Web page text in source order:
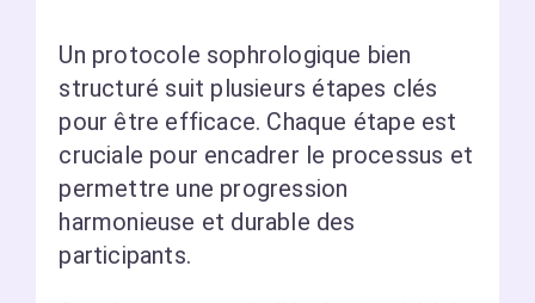
Un protocole sophrologique bien
structuré suit plusieurs étapes clés
pour être efficace. Chaque étape est
cruciale pour encadrer le processus et
permettre une progression
harmonieuse et durable des
participants.